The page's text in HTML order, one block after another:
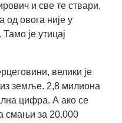
и све те ствари,
од овога није у
је утицај
велики је
земље. 2,8 милиона
цифра. А ако се
смањи за 20.000